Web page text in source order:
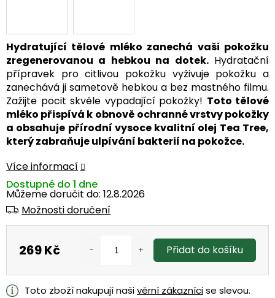
Hydratující tělové mléko zanechá vaši pokožku
zregenerovanou a hebkou na dotek.Hydratační
přípravek pro citlivou pokožku vyživuje pokožku a
zanechává ji sametově hebkou a bez mastného filmu.
Zažijte pocit skvěle vypadající pokožky! Toto tělové
mléko přispívá k obnově ochranné vrstvy pokožky
a obsahuje přírodní vysoce kvalitní olej Tea Tree,
který zabraňuje ulpívání bakterií na pokožce.
Více informací
Můžeme doručit do: 12.8.2026
Možnosti doručení
Dostupné do 1 dne
269 Kč
cena:
Přidat do košíku
Toto zboží nakupují našivěrní zákaznícise slevou.